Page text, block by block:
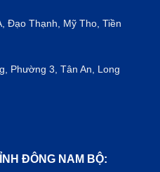
Đạo Thạnh, Mỹ Tho, Tiền
Phường 3, Tân An, Long
ĐÔNG NAM BỘ: